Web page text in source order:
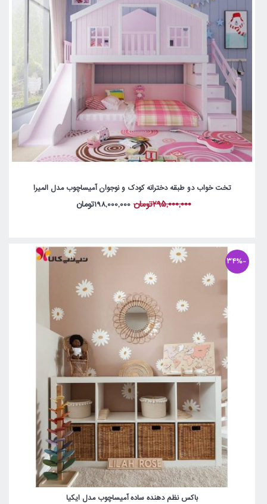
تخت خواب دو طبقه دخترانه کودک و نوجوان آمیساچوب مدل المیرا
295,000,000تومان 198,000,000تومان
-34%
باکس نظم دهنده ساده آمیساچوب مدل ایکیا